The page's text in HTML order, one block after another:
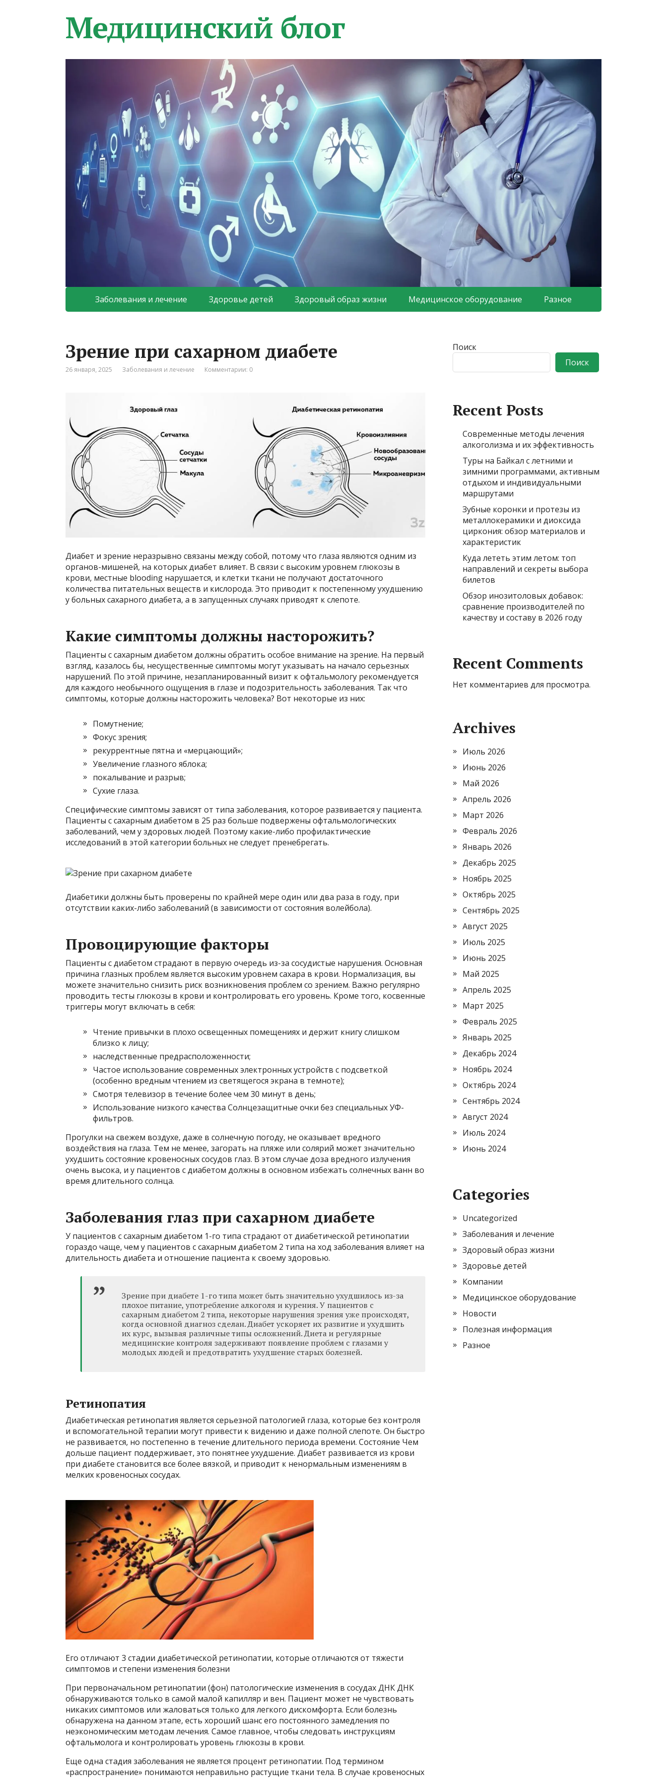
Медицинский блог
Заболевания и лечение Здоровье детей Здоровый образ жизни Медицинское оборудование Разное
Зрение при сахарном диабете
26 января, 2025 Заболевания и лечение Комментарии: 0
Диабет и зрение неразрывно связаны между собой, потому что глаза являются одним из
органов-мишеней, на которых диабет влияет. В связи с высоким уровнем глюкозы в
крови, местные blooding нарушается, и клетки ткани не получают достаточного
количества питательных веществ и кислорода. Это приводит к постепенному ухудшению
у больных сахарного диабета, а в запущенных случаях приводят к слепоте.
Какие симптомы должны насторожить?
Пациенты с сахарным диабетом должны обратить особое внимание на зрение. На первый
взгляд, казалось бы, несущественные симптомы могут указывать на начало серьезных
нарушений. По этой причине, незапланированный визит к офтальмологу рекомендуется
для каждого необычного ощущения в глазе и подозрительность заболевания. Так что
симптомы, которые должны насторожить человека? Вот некоторые из них:
Помутнение;
Фокус зрения;
рекуррентные пятна и «мерцающий»;
Увеличение глазного яблока;
покалывание и разрыв;
Сухие глаза.
Специфические симптомы зависят от типа заболевания, которое развивается у пациента.
Пациенты с сахарным диабетом в 25 раз больше подвержены офтальмологических
заболеваний, чем у здоровых людей. Поэтому какие-либо профилактические
исследований в этой категории больных не следует пренебрегать.
Диабетики должны быть проверены по крайней мере один или два раза в году, при
отсутствии каких-либо заболеваний (в зависимости от состояния волейбола).
Провоцирующие факторы
Пациенты с диабетом страдают в первую очередь из-за сосудистые нарушения. Основная
причина глазных проблем является высоким уровнем сахара в крови. Нормализация, вы
можете значительно снизить риск возникновения проблем со зрением. Важно регулярно
проводить тесты глюкозы в крови и контролировать его уровень. Кроме того, косвенные
триггеры могут включать в себя:
Чтение привычки в плохо освещенных помещениях и держит книгу слишком
близко к лицу;
наследственные предрасположенности;
Частое использование современных электронных устройств с подсветкой
(особенно вредным чтением из светящегося экрана в темноте);
Смотря телевизор в течение более чем 30 минут в день;
Использование низкого качества Солнцезащитные очки без специальных УФ-
фильтров.
Прогулки на свежем воздухе, даже в солнечную погоду, не оказывает вредного
воздействия на глаза. Тем не менее, загорать на пляже или солярий может значительно
ухудшить состояние кровеносных сосудов глаз. В этом случае доза вредного излучения
очень высока, и у пациентов с диабетом должны в основном избежать солнечных ванн во
время длительного солнца.
Заболевания глаз при сахарном диабете
У пациентов с сахарным диабетом 1-го типа страдают от диабетической ретинопатии
гораздо чаще, чем у пациентов с сахарным диабетом 2 типа на ход заболевания влияет на
длительность диабета и отношение пациента к своему здоровью.
Зрение при диабете 1-го типа может быть значительно ухудшилось из-за
плохое питание, употребление алкоголя и курения. У пациентов с
сахарным диабетом 2 типа, некоторые нарушения зрения уже происходят,
когда основной диагноз сделан. Диабет ускоряет их развитие и ухудшить
их курс, вызывая различные типы осложнений. Диета и регулярные
медицинские контроля задерживают появление проблем с глазами у
молодых людей и предотвратить ухудшение старых болезней.
Ретинопатия
Диабетическая ретинопатия является серьезной патологией глаза, которые без контроля
и вспомогательной терапии могут привести к видению и даже полной слепоте. Он быстро
не развивается, но постепенно в течение длительного периода времени. Состояние Чем
дольше пациент поддерживает, это понятнее ухудшение. Диабет развивается из крови
при диабете становится все более вязкой, и приводит к ненормальным изменениям в
мелких кровеносных сосудах.
Его отличают 3 стадии диабетической ретинопатии, которые отличаются от тяжести
симптомов и степени изменения болезни
При первоначальном ретинопатии (фон) патологические изменения в сосудах ДНК ДНК
обнаруживаются только в самой малой капилляр и вен. Пациент может не чувствовать
никаких симптомов или жаловаться только для легкого дискомфорта. Если болезнь
обнаружена на данном этапе, есть хороший шанс его постоянного замедления по
неэкономическим методам лечения. Самое главное, чтобы следовать инструкциям
офтальмолога и контролировать уровень глюкозы в крови.
Еще одна стадия заболевания не является процент ретинопатии. Под термином
«распространение» понимаются неправильно растущие ткани тела. В случае кровеносных
Поиск
Поиск
Recent Posts
Современные методы лечения
алкоголизма и их эффективность
Туры на Байкал с летними и
зимними программами, активным
отдыхом и индивидуальными
маршрутами
Зубные коронки и протезы из
металлокерамики и диоксида
циркония: обзор материалов и
характеристик
Куда лететь этим летом: топ
направлений и секреты выбора
билетов
Обзор инозитоловых добавок:
сравнение производителей по
качеству и составу в 2026 году
Recent Comments
Нет комментариев для просмотра.
Archives
Июль 2026
Июнь 2026
Май 2026
Апрель 2026
Март 2026
Февраль 2026
Январь 2026
Декабрь 2025
Ноябрь 2025
Октябрь 2025
Сентябрь 2025
Август 2025
Июль 2025
Июнь 2025
Май 2025
Апрель 2025
Март 2025
Февраль 2025
Январь 2025
Декабрь 2024
Ноябрь 2024
Октябрь 2024
Сентябрь 2024
Август 2024
Июль 2024
Июнь 2024
Categories
Uncategorized
Заболевания и лечение
Здоровый образ жизни
Здоровье детей
Компании
Медицинское оборудование
Новости
Полезная информация
Разное